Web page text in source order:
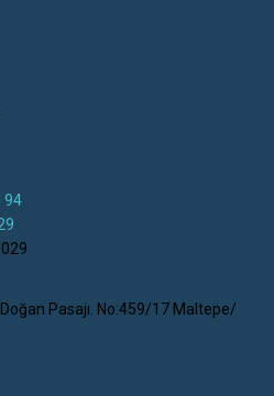
94
Pasajı. No:459/17 Maltepe/